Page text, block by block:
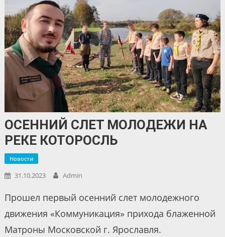
ОСЕННИЙ СЛЕТ МОЛОДЕЖИ НА
РЕКЕ КОТОРОСЛЬ
Новости
31.10.2023 Admin
Прошел первый осенний слет молодежного
движения «Коммуникация» прихода блаженной
Матроны Московской г. Ярославля.